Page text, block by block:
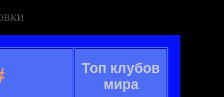
Топ клубов
мира